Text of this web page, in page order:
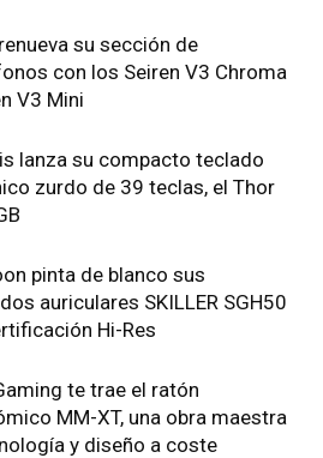
su sección de
con los Seiren V3 Chroma
V3 Mini
lanza su compacto teclado
zurdo de 39 teclas, el Thor
pinta de blanco sus
auriculares SKILLER SGH50
Hi-Res
te trae el ratón
MM-XT, una obra maestra
y diseño a coste